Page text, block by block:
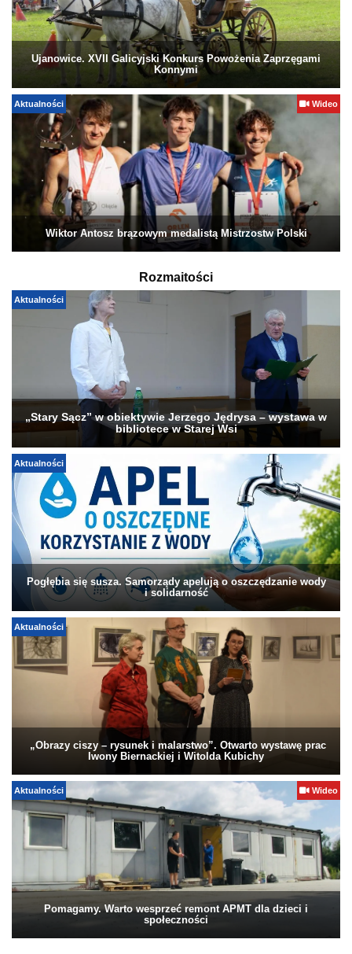
Ujanowice. XVII Galicyjski Konkurs Powożenia Zaprzęgami
Konnymi
Aktualności Wideo
Wiktor Antosz brązowym medalistą Mistrzostw Polski
Rozmaitości
Aktualności
„Stary Sącz” w obiektywie Jerzego Jędrysa – wystawa w
bibliotece w Starej Wsi
Aktualności
Pogłębia się susza. Samorządy apelują o oszczędzanie wody
i solidarność
Aktualności
„Obrazy ciszy – rysunek i malarstwo”. Otwarto wystawę prac
Iwony Biernackiej i Witolda Kubichy
Aktualności Wideo
Pomagamy. Warto wesprzeć remont APMT dla dzieci i
społeczności